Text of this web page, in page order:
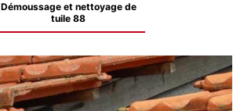
Démoussage et nettoyage de
tuile 88